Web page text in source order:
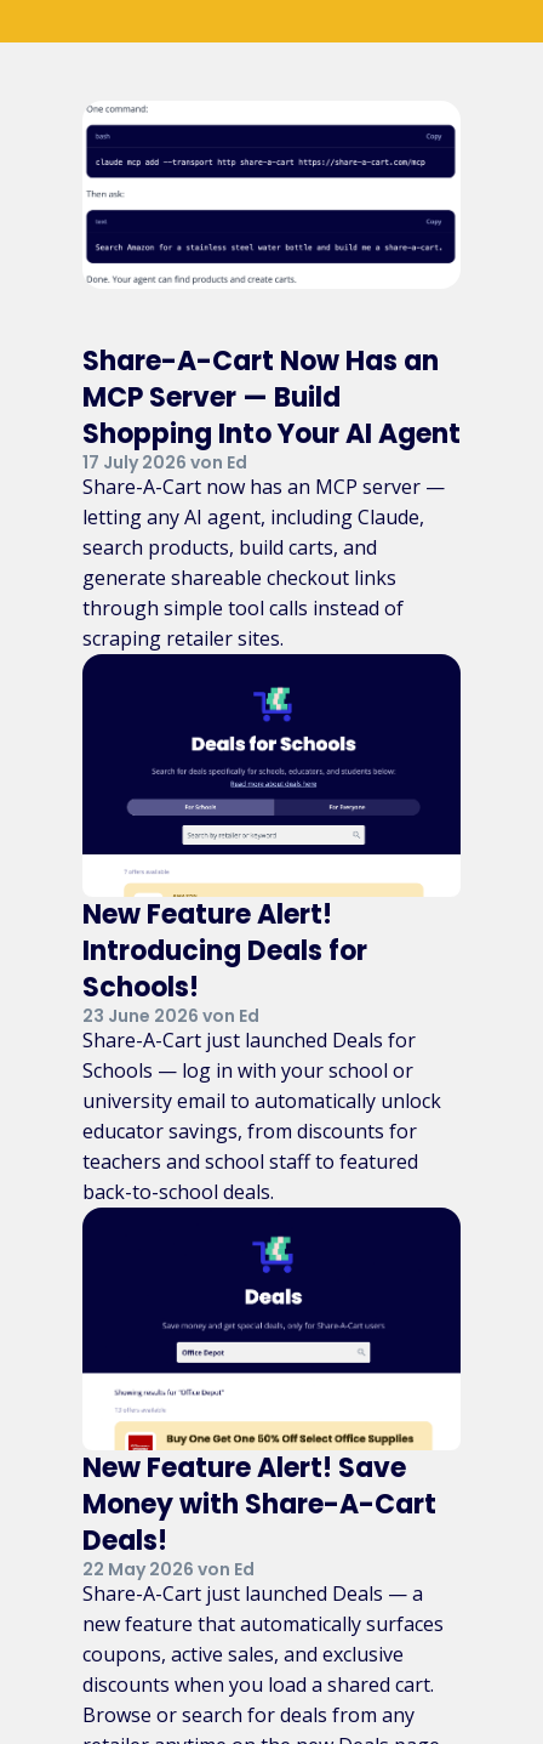
Share-A-Cart Now Has an
MCP Server — Build
Shopping Into Your AI Agent
17 July 2026 von Ed
Share-A-Cart now has an MCP server —
letting any AI agent, including Claude,
search products, build carts, and
generate shareable checkout links
through simple tool calls instead of
scraping retailer sites.
New Feature Alert!
Introducing Deals for
Schools!
23 June 2026 von Ed
Share-A-Cart just launched Deals for
Schools — log in with your school or
university email to automatically unlock
educator savings, from discounts for
teachers and school staff to featured
back-to-school deals.
New Feature Alert! Save
Money with Share-A-Cart
Deals!
22 May 2026 von Ed
Share-A-Cart just launched Deals — a
new feature that automatically surfaces
coupons, active sales, and exclusive
discounts when you load a shared cart.
Browse or search for deals from any